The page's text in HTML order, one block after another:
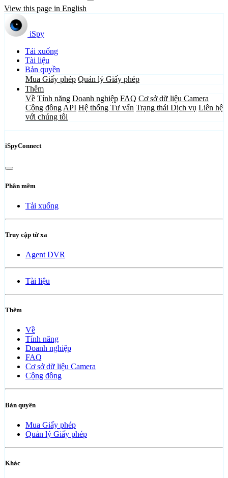
View this page in English
iSpy
Tải xuống
Tài liệu
Bản quyền
Mua Giấy phép Quản lý Giấy phép
Thêm
Về Tính năng Doanh nghiệp FAQ Cơ sở dữ liệu Camera
Cộng đồng API Hệ thống Tư vấn Trạng thái Dịch vụ Liên hệ
với chúng tôi
iSpyConnect
Phần mềm
Tải xuống
Truy cập từ xa
Agent DVR
Tài liệu
Thêm
Về
Tính năng
Doanh nghiệp
FAQ
Cơ sở dữ liệu Camera
Cộng đồng
Bản quyền
Mua Giấy phép
Quản lý Giấy phép
Khác